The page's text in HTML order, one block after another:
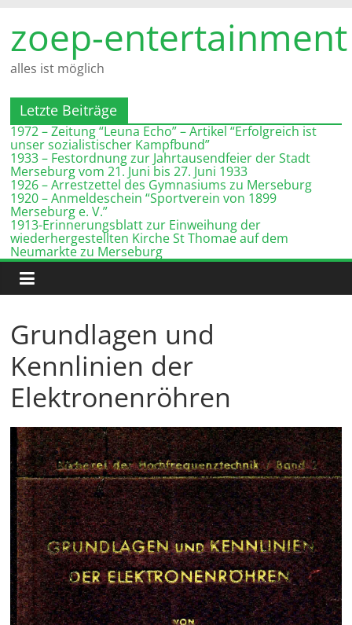
Inhalt
springen
zoep-entertainment
alles ist möglich
Letzte Beiträge
1972 – Zeitung “Leuna Echo” – Artikel “Erfolgreich ist
unser sozialistischer Kampfbund”
1933 – Festordnung zur Jahrtausendfeier der Stadt
Merseburg vom 21. Juni bis 27. Juni 1933
1926 – Arrestzettel des Gymnasiums zu Merseburg
1920 – Anmeldeschein “Sportverein von 1899
Merseburg e. V.”
1913-Erinnerungsblatt zur Einweihung der
wiederhergestellten Kirche St Thomae auf dem
Neumarkte zu Merseburg
Grundlagen und
Kennlinien der
Elektronenröhren